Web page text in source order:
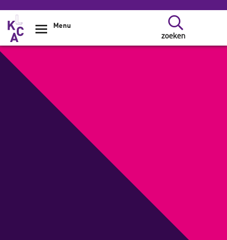
Overslaan en naar de inhoud gaan
zoeken
Menu